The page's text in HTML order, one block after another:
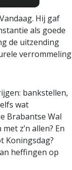
Hij gaf
als goede
de uitzending
verrommeling
bankstellen,
wat
Brabantse Wal
z’n allen? En
Koningsdag?
heffingen op